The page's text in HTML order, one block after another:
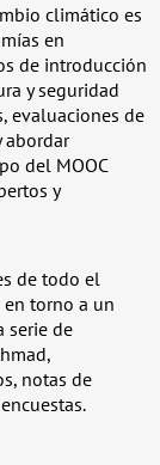
climático es
en
de introducción
y seguridad
evaluaciones de
abordar
del MOOC
y
de todo el
en torno a un
serie de
notas de